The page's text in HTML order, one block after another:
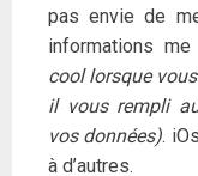
pas envie de
informations me
cool lorsque
il vous rempli
vos données).
à d’autres.